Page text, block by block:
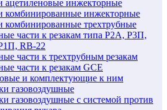
ацетиленовые инжекторные
комбинированные инжекторные
комбинированные трехтрубные
части к резакам типа Р2А, Р3П,
RB-22
части к трехтрубным резакам
части к резакам GCE
и комплектующие к ним
газовоздушные
газовоздушные с системой против